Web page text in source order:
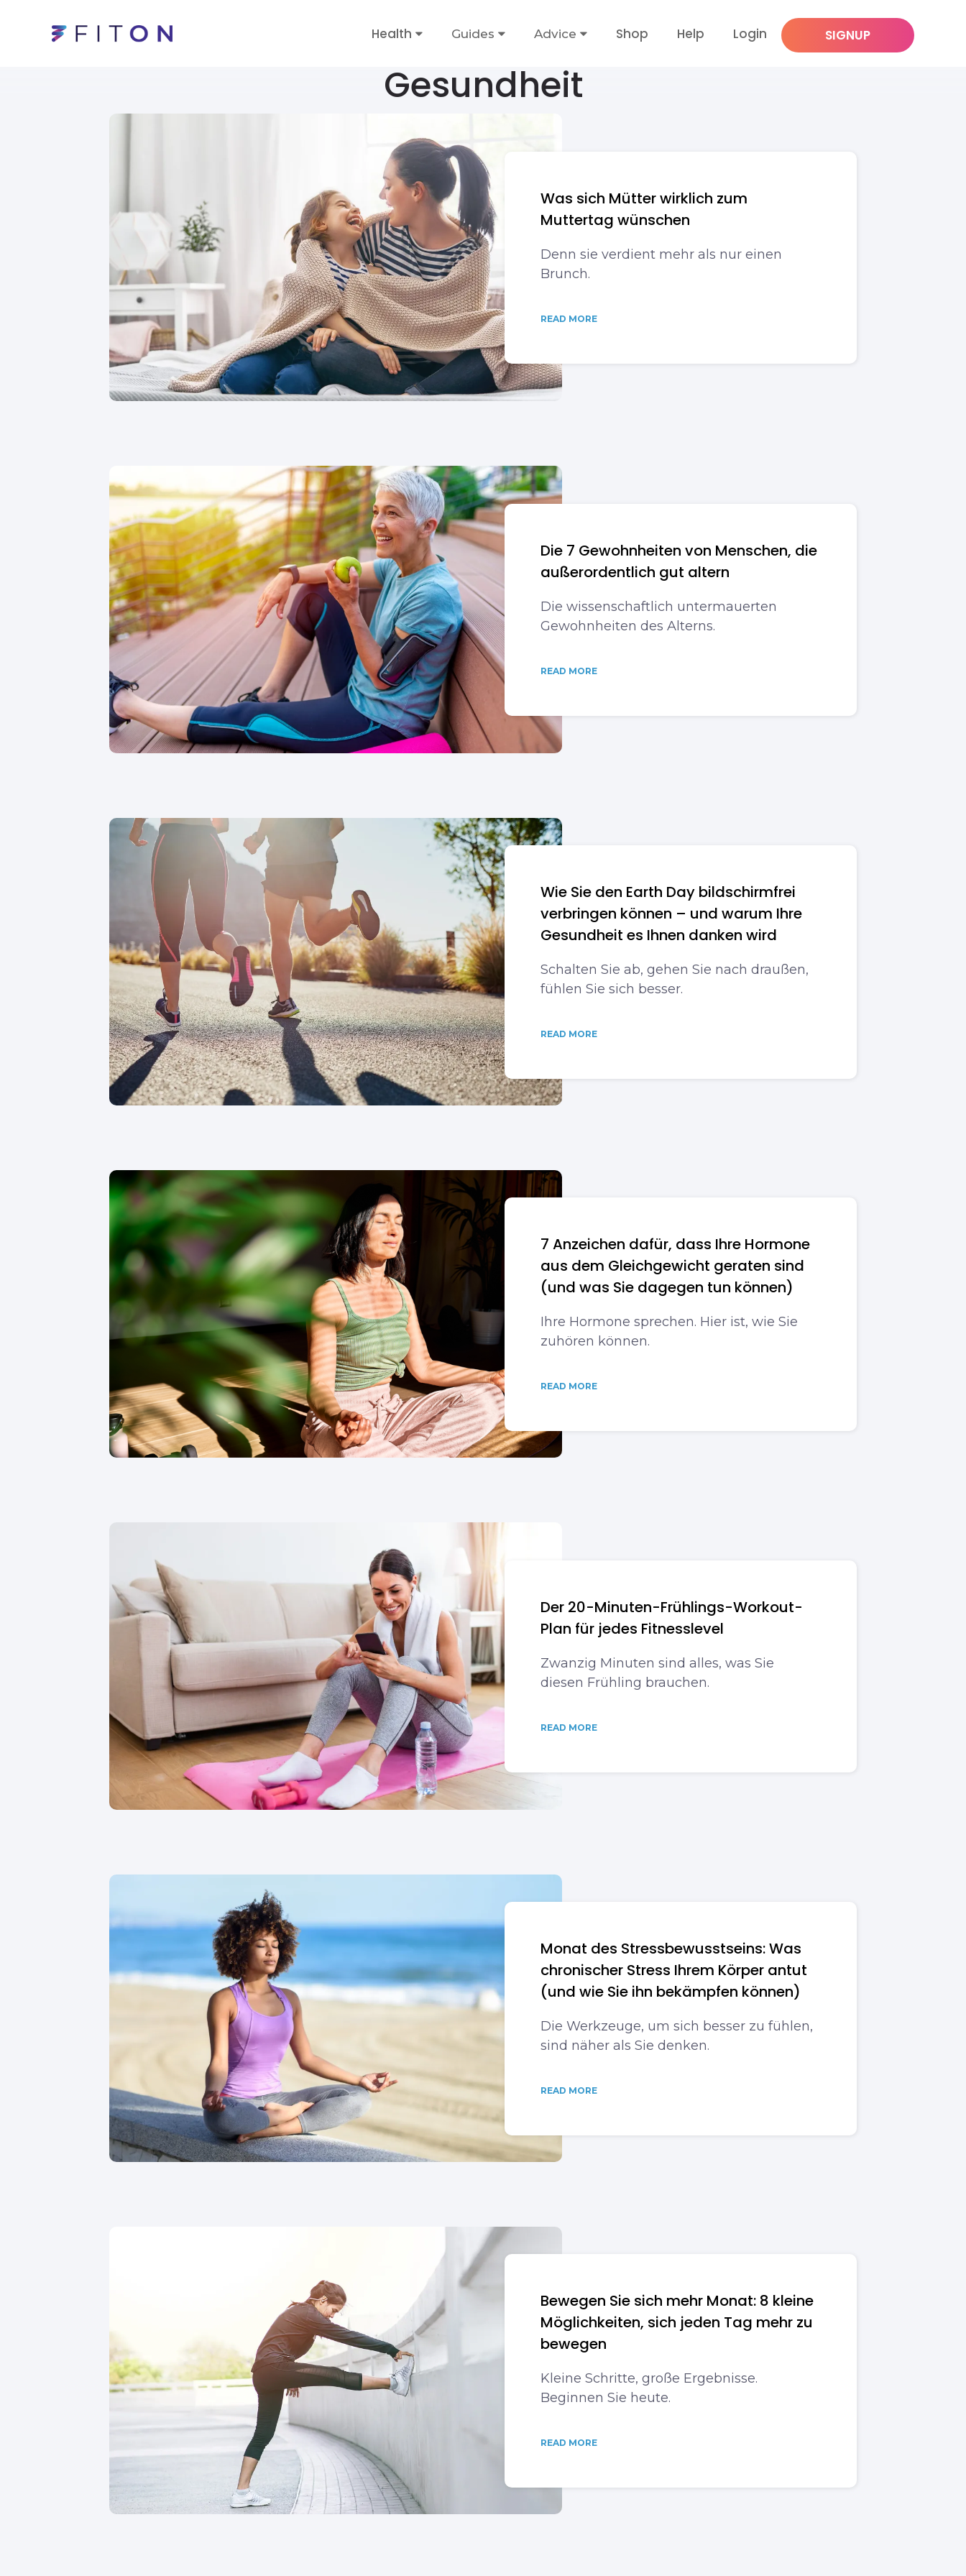
Health Guides Advice Shop Help Login SIGNUP
Gesundheit
Was sich Mütter wirklich zum
Muttertag wünschen
Denn sie verdient mehr als nur einen
Brunch.
READ MORE
Die 7 Gewohnheiten von Menschen, die
außerordentlich gut altern
Die wissenschaftlich untermauerten
Gewohnheiten des Alterns.
READ MORE
Wie Sie den Earth Day bildschirmfrei
verbringen können – und warum Ihre
Gesundheit es Ihnen danken wird
Schalten Sie ab, gehen Sie nach draußen,
fühlen Sie sich besser.
READ MORE
7 Anzeichen dafür, dass Ihre Hormone
aus dem Gleichgewicht geraten sind
(und was Sie dagegen tun können)
Ihre Hormone sprechen. Hier ist, wie Sie
zuhören können.
READ MORE
Der 20-Minuten-Frühlings-Workout-
Plan für jedes Fitnesslevel
Zwanzig Minuten sind alles, was Sie
diesen Frühling brauchen.
READ MORE
Monat des Stressbewusstseins: Was
chronischer Stress Ihrem Körper antut
(und wie Sie ihn bekämpfen können)
Die Werkzeuge, um sich besser zu fühlen,
sind näher als Sie denken.
READ MORE
Bewegen Sie sich mehr Monat: 8 kleine
Möglichkeiten, sich jeden Tag mehr zu
bewegen
Kleine Schritte, große Ergebnisse.
Beginnen Sie heute.
READ MORE